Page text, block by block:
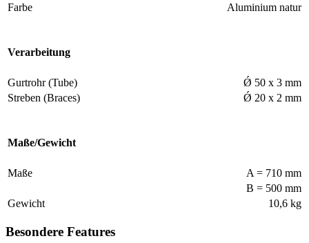
Farbe
Aluminium natur
Verarbeitung
Gurtrohr (Tube)
Ǿ 50 x 3 mm
Streben (Braces)
Ǿ 20 x 2 mm
Maße/Gewicht
Maße
A = 710 mm
B = 500 mm
Gewicht
10,6 kg
Besondere Features